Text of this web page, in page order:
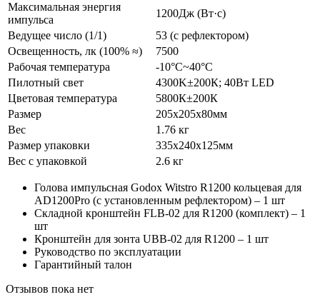
Максимальная энергия
импульса
1200Дж (Вт·c)
Ведущее число (1/1)
53 (с рефлектором)
Освещенность, лк (100% ≈)
7500
Рабочая температура
-10°C~40°C
Пилотный свет
4300K±200К; 40Вт LED
Цветовая температура
5800К±200К
Размер
205x205x80мм
Вес
1.76 кг
Размер упаковки
335x240x125мм
Вес с упаковкой
2.6 кг
Голова импульсная Godox Witstro R1200 кольцевая для
AD1200Pro (с установленным рефлектором) – 1 шт
Складной кронштейн FLB-02 для R1200 (комплект) – 1
шт
Кронштейн для зонта UBB-02 для R1200 – 1 шт
Руководство по эксплуатации
Гарантийный талон
Отзывов пока нет